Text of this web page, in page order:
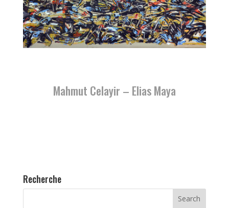
Mahmut Celayir – Elias Maya
Recherche